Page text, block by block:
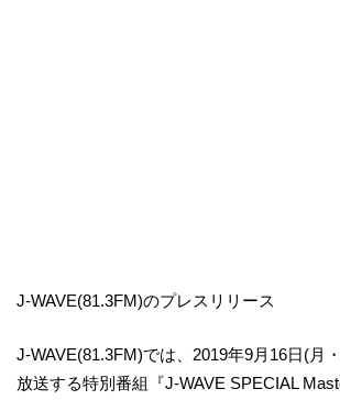
J-WAVE(81.3FM)のプレスリリース
J-WAVE(81.3FM)では、2019年9月16日(月
放送する特別番組『J-WAVE SPECIAL